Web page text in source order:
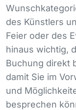
des Künstlers
Feier oder des
hinaus wichtig,
Buchung direkt
damit Sie im
und
besprechen